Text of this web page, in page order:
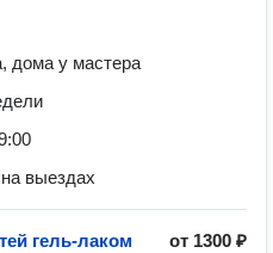
дома у мастера
выездах
от 1300 ₽
гель-лаком